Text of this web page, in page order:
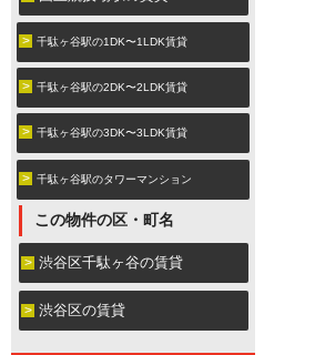
千駄ヶ谷駅の1DK〜1LDK賃貸
千駄ヶ谷駅の2DK〜2LDK賃貸
千駄ヶ谷駅の3DK〜3LDK賃貸
千駄ヶ谷駅のタワーマンション
この物件の区・町名
渋谷区千駄ヶ谷の賃貸
渋谷区の賃貸